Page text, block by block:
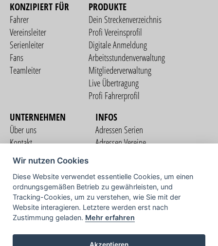
KONZIPIERT FÜR
Fahrer
Vereinsleiter
Serienleiter
Fans
Teamleiter
PRODUKTE
Dein Streckenverzeichnis
Profi Vereinsprofil
Digitale Anmeldung
Arbeitsstundenverwaltung
Mitgliederverwaltung
Live Übertragung
Profi Fahrerprofil
UNTERNEHMEN
Über uns
Kontakt
Nutzungsbedingungen
Datenschutzerklärung
Impressum
INFOS
Adressen Serien
Adressen Vereine
COMMUNITY
TV
Wir nutzen Cookies
Diese Website verwendet essentielle Cookies, um einen
ordnungsgemäßen Betrieb zu gewährleisten, und
Tracking-Cookies, um zu verstehen, wie Sie mit der
Website interagieren. Letztere werden erst nach
Zustimmung geladen. Mehr erfahren